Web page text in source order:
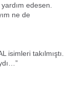
edesen.
ne de
isimleri takılmıştı.